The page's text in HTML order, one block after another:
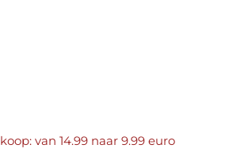
van 14.99 naar 9.99 euro